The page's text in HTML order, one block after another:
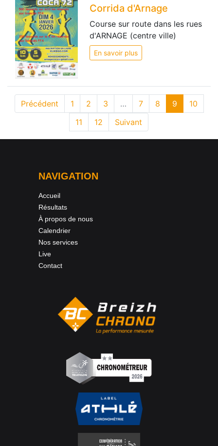
Corrida d'Arnage
Course sur route dans les rues
d'ARNAGE (centre ville)
En savoir plus
Précédent 1 2 3 … 7 8 9
10
11
12 Suivant
NAVIGATION
Accueil
Résultats
À propos de nous
Calendrier
Nos services
Live
Contact